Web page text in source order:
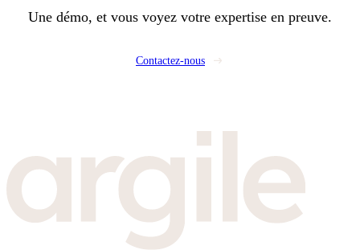
Une démo, et vous voyez votre expertise en preuve.
Contactez-nous